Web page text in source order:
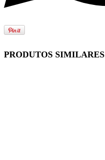
PRODUTOS SIMILARES